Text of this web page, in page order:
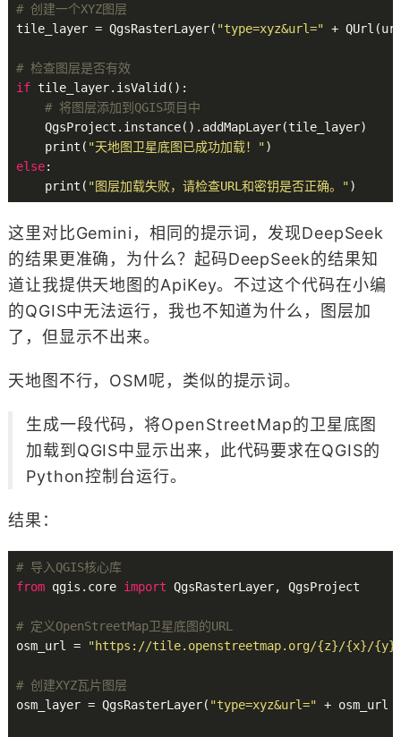
# 创建一个XYZ图层
tile_layer = QgsRasterLayer( "type=xyz&url=" +
# 检查图层是否有效
if tile_layer.isValid():
# 将图层添加到QGIS项目中
    QgsProject.instance().addMapLayer(tile_layer)
    print(
"天地图卫星底图已成功加载！"
else:
    print(
"图层加载失败，请检查URL和密钥是否正确。"
这里对比Gemini，相同的提示词，发现DeepSeek
的结果更准确，为什么？起码DeepSeek的结果知
道让我提供天地图的ApiKey。不过这个代码在小编
的QGIS中无法运行，我也不知道为什么，图层加
了，但显示不出来。
天地图不行，OSM呢，类似的提示词。
生成一段代码，将OpenStreetMap的卫星底图
加载到QGIS中显示出来，此代码要求在QGIS的
Python控制台运行。
结果：
# 导入QGIS核心库
from qgis.core import QgsRasterLayer, QgsProject
# 定义OpenStreetMap卫星底图的URL
osm_url =
"https://tile.openstreetmap.org/{z}/{x}/
# 创建XYZ瓦片图层
osm_layer = QgsRasterLayer( "type=xyz&url=" + osm_url